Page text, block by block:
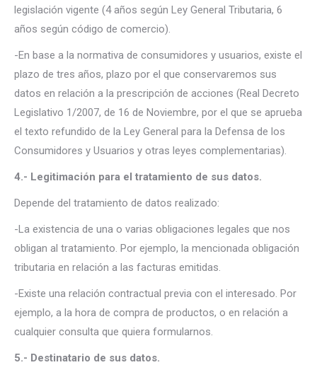
legislación vigente (4 años según Ley General Tributaria, 6
años según código de comercio).
-En base a la normativa de consumidores y usuarios, existe el
plazo de tres años, plazo por el que conservaremos sus
datos en relación a la prescripción de acciones (Real Decreto
Legislativo 1/2007, de 16 de Noviembre, por el que se aprueba
el texto refundido de la Ley General para la Defensa de los
Consumidores y Usuarios y otras leyes complementarias).
4.- Legitimación para el tratamiento de sus datos.
Depende del tratamiento de datos realizado:
-La existencia de una o varias obligaciones legales que nos
obligan al tratamiento. Por ejemplo, la mencionada obligación
tributaria en relación a las facturas emitidas.
-Existe una relación contractual previa con el interesado. Por
ejemplo, a la hora de compra de productos, o en relación a
cualquier consulta que quiera formularnos.
5.- Destinatario de sus datos.